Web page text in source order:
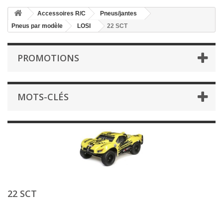
Accessoires R/C
Pneus/jantes
Pneus par modèle
LOSI 22 SCT
PROMOTIONS
MOTS-CLÉS
22 SCT